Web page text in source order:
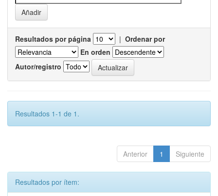
Resultados por página | Ordenar por
En orden
Autor/registro
Resultados 1-1 de 1.
Anterior 1 Siguiente
Resultados por ítem: